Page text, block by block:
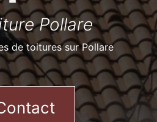
Pollare
de toitures sur Pollare